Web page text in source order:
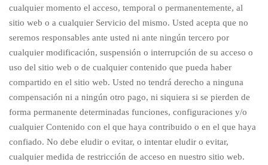
cualquier momento el acceso, temporal o permanentemente, al
sitio web o a cualquier Servicio del mismo. Usted acepta que no
seremos responsables ante usted ni ante ningún tercero por
cualquier modificación, suspensión o interrupción de su acceso o
uso del sitio web o de cualquier contenido que pueda haber
compartido en el sitio web. Usted no tendrá derecho a ninguna
compensación ni a ningún otro pago, ni siquiera si se pierden de
forma permanente determinadas funciones, configuraciones y/o
cualquier Contenido con el que haya contribuido o en el que haya
confiado. No debe eludir o evitar, o intentar eludir o evitar,
cualquier medida de restricción de acceso en nuestro sitio web.